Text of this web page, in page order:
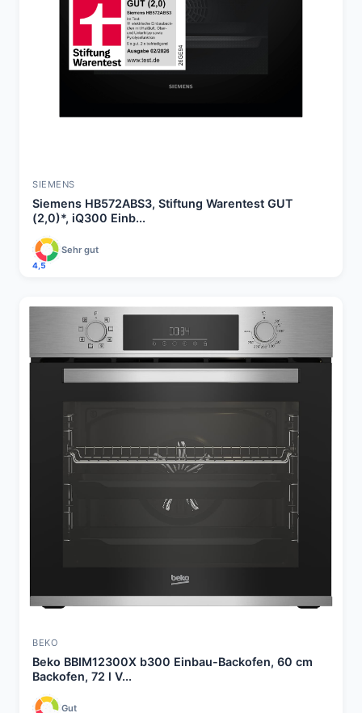
SIEMENS
Siemens HB572ABS3, Stiftung Warentest GUT
(2,0)*, iQ300 Einb...
4,5
Sehr gut
BEKO
Beko BBIM12300X b300 Einbau-Backofen, 60 cm
Backofen, 72 l V...
Gut